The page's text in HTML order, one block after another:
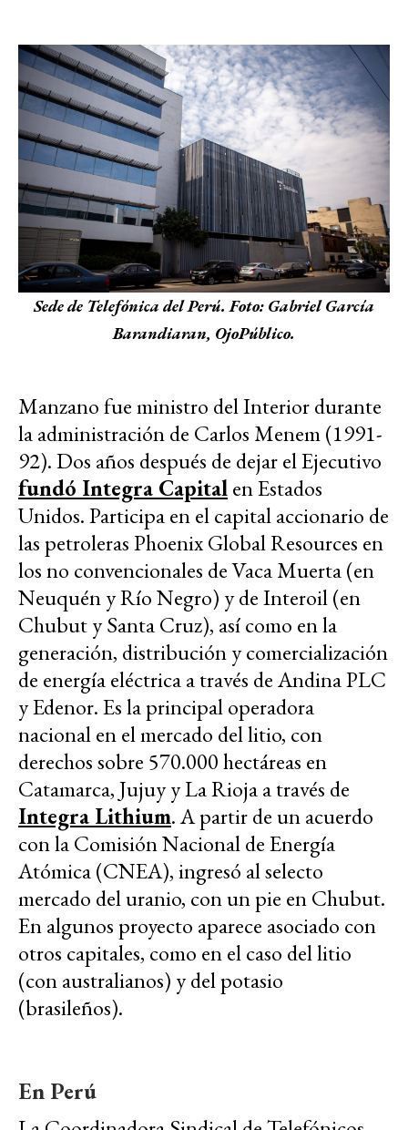
Sede de Telefónica del Perú. Foto: Gabriel García
Barandiaran, OjoPúblico.
Manzano fue ministro del Interior durante
la administración de Carlos Menem (1991-
92). Dos años después de dejar el Ejecutivo
fundó Integra Capitalen Estados
Unidos. Participa en el capital accionario de
las petroleras Phoenix Global Resources en
los no convencionales de Vaca Muerta (en
Neuquén y Río Negro) y de Interoil (en
Chubut y Santa Cruz), así como en la
generación, distribución y comercialización
de energía eléctrica a través de Andina PLC
y Edenor. Es la principal operadora
nacional en el mercado del litio, con
derechos sobre 570.000 hectáreas en
Catamarca, Jujuy y La Rioja a través de
Integra Lithium. A partir de un acuerdo
con la Comisión Nacional de Energía
Atómica (CNEA), ingresó al selecto
mercado del uranio, con un pie en Chubut.
En algunos proyecto aparece asociado con
otros capitales, como en el caso del litio
(con australianos) y del potasio
(brasileños).
En Perú